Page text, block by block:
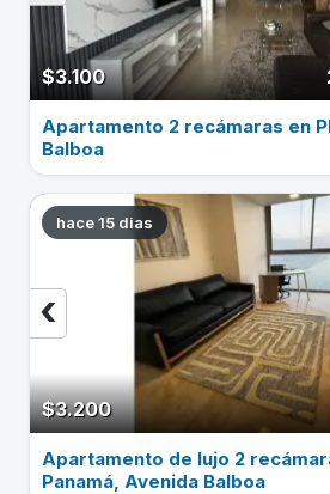
$3.100
Apartamento 2 recámaras en
Balboa
hace 15 dias
$3.200
‹
Apartamento de lujo 2
Panamá, Avenida Balboa